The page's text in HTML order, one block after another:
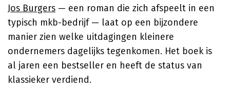
Jos Burgers — een roman die zich afspeelt in een
typisch mkb-bedrijf — laat op een bijzondere
manier zien welke uitdagingen kleinere
ondernemers dagelijks tegenkomen. Het boek is
al jaren een bestseller en heeft de status van
klassieker verdiend.